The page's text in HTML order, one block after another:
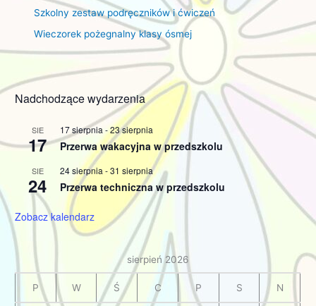
Szkolny zestaw podręczników i ćwiczeń
Wieczorek pożegnalny klasy ósmej
Nadchodzące wydarzenia
SIE
17
17 sierpnia -23 sierpnia
Przerwa wakacyjna w przedszkolu
SIE
24
24 sierpnia -31 sierpnia
Przerwa techniczna w przedszkolu
Zobacz kalendarz
sierpień 2026
P W Ś C P S N